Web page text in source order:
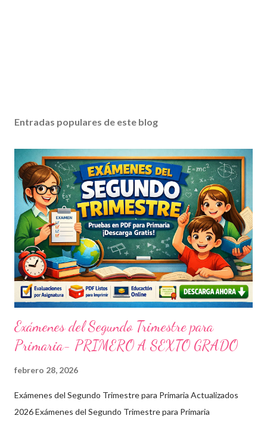
Entradas populares de este blog
Exámenes del Segundo Trimestre para
Primaria- PRIMERO A SEXTO GRADO
febrero 28, 2026
Exámenes del Segundo Trimestre para Primaria Actualizados
2026 Exámenes del Segundo Trimestre para Primaria